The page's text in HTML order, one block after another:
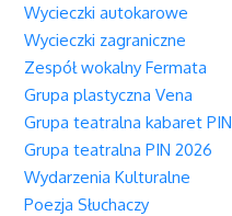
Wycieczki autokarowe
Wycieczki zagraniczne
Zespół wokalny Fermata
Grupa plastyczna Vena
Grupa teatralna kabaret PIN
Grupa teatralna PIN 2026
Wydarzenia Kulturalne
Poezja Słuchaczy